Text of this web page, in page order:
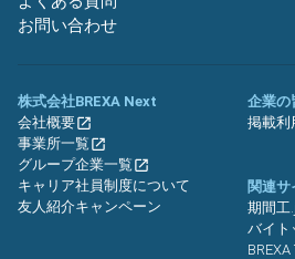
お問い合わせ
株式会社BREXA Next
会社概要
事業所一覧
グループ企業一覧
キャリア社員制度について
友人紹介キャンペーン
企業の
掲載利
関連サ
期間工
バイト